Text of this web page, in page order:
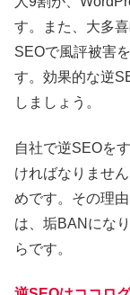
す。また、大多
SEOで風評被害
す。効果的な逆
しましょう。
自社で逆SEOを
ければなりませ
めです。その理
は、垢BANにな
らです。